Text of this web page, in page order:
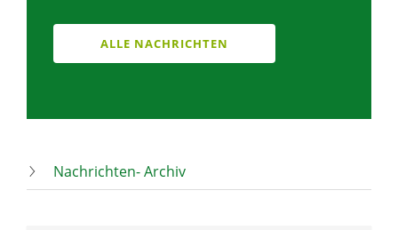
ALLE NACHRICHTEN
Nachrichten- Archiv